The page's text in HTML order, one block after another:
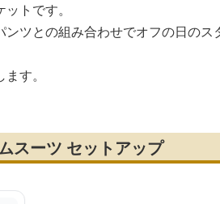
トです。
ツとの組み合わせでオフの日の
す。
スーツ セットアップ